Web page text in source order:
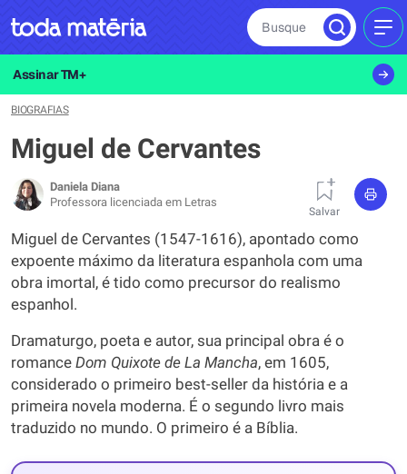
Busque
Assinar TM+
BIOGRAFIAS
Miguel de Cervantes
Daniela Diana
Professora licenciada em Letras
Salvar
Miguel de Cervantes (1547-1616), apontado como
expoente máximo da literatura espanhola com uma
obra imortal, é tido como precursor do realismo
espanhol.
Dramaturgo, poeta e autor, sua principal obra é o
romance Dom Quixote de La Mancha, em 1605,
considerado o primeiro best-seller da história e a
primeira novela moderna. É o segundo livro mais
traduzido no mundo. O primeiro é a Bíblia.